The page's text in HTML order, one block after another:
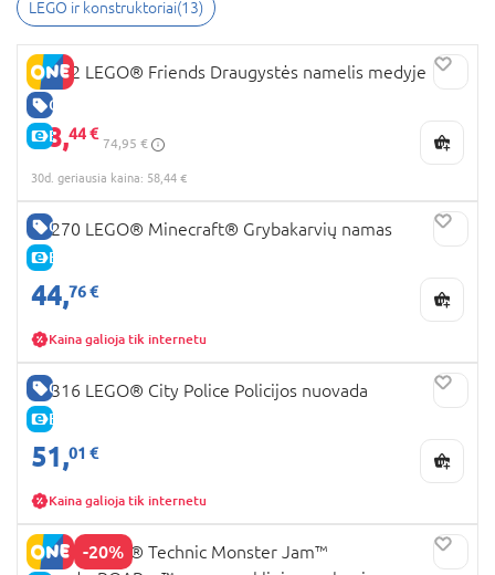
LEGO ir konstruktoriai(13)
GERA KAINA
E-KAINA
42652 LEGO® Friends Draugystės namelis medyje
58,44 €
74,95 €
30d. geriausia kaina: 58,44 €
GERA KAINA
E-KAINA
21270 LEGO® Minecraft® Grybakarvių namas
44,76 €
Kaina galioja tik internetu
GERA KAINA
E-KAINA
60316 LEGO® City Police Policijos nuovada
51,01 €
Kaina galioja tik internetu
-20%
42200 LEGO® Technic Monster Jam™